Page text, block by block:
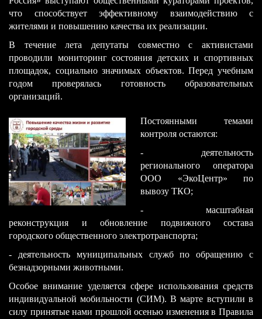
что способствует эффективному взаимодействию с
жителями и повышению качества их реализации.
В течение лета депутаты совместно с активистами
проводили мониторинг состояния детских и спортивных
площадок, социально значимых объектов. Перед учебным
годом проверялась готовность образовательных
организаций.
​Постоянными темами
контроля остаются:
- деятельность
регионального оператора
ООО «ЭкоЦентр» по
вывозу ТКО;
- масштабная
реконструкция и обновление подвижного состава
городского общественного электротранспорта;
- деятельность муниципальных служб по обращению с
безнадзорными животными.
Особое внимание уделяется сфере использования средств
индивидуальной мобильности (СИМ). В марте вступили в
силу принятые нами прошлой осенью изменения в Правила